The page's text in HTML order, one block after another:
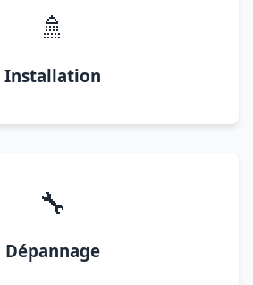
🚿
Installation
🔧
Dépannage